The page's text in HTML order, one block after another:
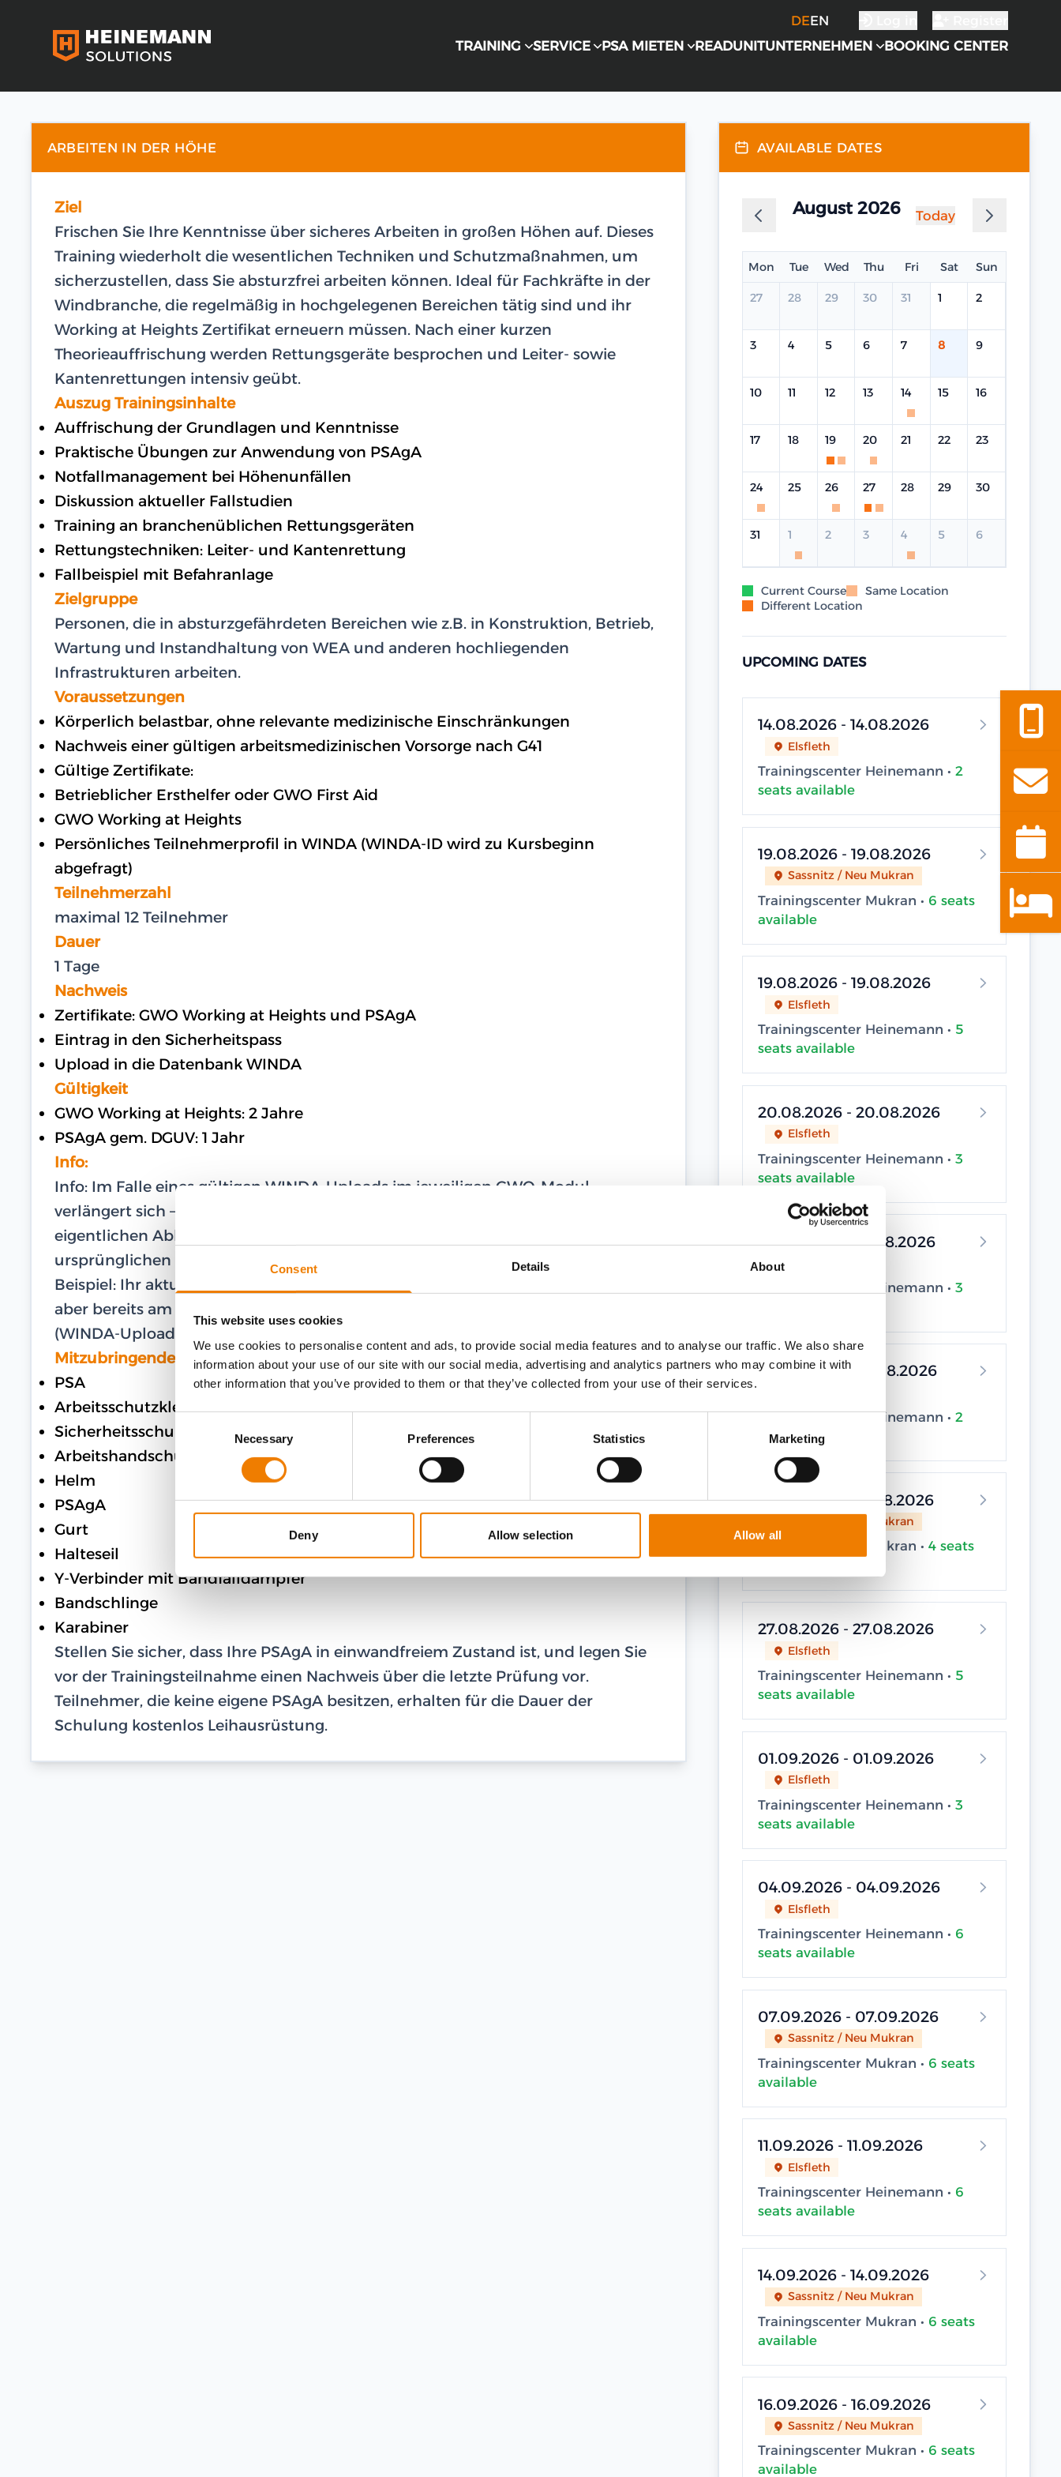
Consent Details About
This website uses cookies
We use cookies to personalise content and ads, to provide social media features and to analyse our traffic. We also share
information about your use of our site with our social media, advertising and analytics partners who may combine it with
other information that you’ve provided to them or that they’ve collected from your use of their services.
Necessary Preferences Statistics Marketing
Deny Allow selection Allow all
DEEN
TRAINING
SERVICE PSA MIETEN READUNITUNTERNEHMEN BOOKING CENTER
ARBEITEN IN DER HÖHE
Ziel
Frischen Sie Ihre Kenntnisse über sicheres Arbeiten in großen Höhen auf. Dieses
Training wiederholt die wesentlichen Techniken und Schutzmaßnahmen, um
sicherzustellen, dass Sie absturzfrei arbeiten können. Ideal für Fachkräfte in der
Windbranche, die regelmäßig in hochgelegenen Bereichen tätig sind und ihr
Working at Heights Zertifikat erneuern müssen. Nach einer kurzen
Theorieauffrischung werden Rettungsgeräte besprochen und Leiter- sowie
Kantenrettungen intensiv geübt.
Auszug Trainingsinhalte
Auffrischung der Grundlagen und Kenntnisse
Praktische Übungen zur Anwendung von PSAgA
Notfallmanagement bei Höhenunfällen
Diskussion aktueller Fallstudien
Training an branchenüblichen Rettungsgeräten
Rettungstechniken: Leiter- und Kantenrettung
Fallbeispiel mit Befahranlage
Zielgruppe
Personen, die in absturzgefährdeten Bereichen wie z.B. in Konstruktion, Betrieb,
Wartung und Instandhaltung von WEA und anderen hochliegenden
Infrastrukturen arbeiten.
Voraussetzungen
Körperlich belastbar, ohne relevante medizinische Einschränkungen
Nachweis einer gültigen arbeitsmedizinischen Vorsorge nach G41
Gültige Zertifikate:
Betrieblicher Ersthelfer oder GWO First Aid
GWO Working at Heights
Persönliches Teilnehmerprofil in WINDA (WINDA-ID wird zu Kursbeginn
abgefragt)
Teilnehmerzahl
maximal 12 Teilnehmer
Dauer
1 Tage
Nachweis
Zertifikate: GWO Working at Heights und PSAgA
Eintrag in den Sicherheitspass
Upload in die Datenbank WINDA
Gültigkeit
GWO Working at Heights: 2 Jahre
PSAgA gem. DGUV: 1 Jahr
Info:
Info: Im Falle eines gültigen WINDA-Uploads im jeweiligen GWO-Modul,
verlängert sich – im Falle einer Teilnahme von bis zu zwei Monaten vor dem
eigentlichen Ablaufdatum – die Gültigkeit von zwei Jahren ab dem
ursprünglichen Ablaufdatum.
Beispiel: Ihr aktuelles und gültiges Zertifikat läuft am 16.03.2024 ab, Sie nehmen
aber bereits am 27.02.2024 am Training teil, so verlängert sich Ihr Zertifikat
(WINDA-Upload) bis zum 16.03.2026.
Mitzubringende Ausrüstung
PSA
Arbeitsschutzkleidung
Sicherheitsschuhe
Arbeitshandschuhe
Helm
PSAgA
Gurt
Halteseil
Y-Verbinder mit Bandfalldämpfer
Bandschlinge
Karabiner
Stellen Sie sicher, dass Ihre PSAgA in einwandfreiem Zustand ist, und legen Sie
vor der Trainingsteilnahme einen Nachweis über die letzte Prüfung vor.
Teilnehmer, die keine eigene PSAgA besitzen, erhalten für die Dauer der
Schulung kostenlos Leihausrüstung.
AVAILABLE DATES
August 2026 Today
Mon Tue Wed Thu Fri Sat Sun
27 28 29 30 31 1 2
3 4 5 6 7 8 9
10 11 12 13 14 15 16
17 18 19 20 21 22 23
24 25 26 27 28 29 30
31 1 2 3 4 5 6
Current Course
Same Location
Different Location
UPCOMING DATES
14.08.2026 - 14.08.2026
Elsfleth
Trainingscenter Heinemann • 2
seats available
19.08.2026 - 19.08.2026
Sassnitz / Neu Mukran
Trainingscenter Mukran • 6 seats
available
19.08.2026 - 19.08.2026
Elsfleth
Trainingscenter Heinemann • 5
seats available
20.08.2026 - 20.08.2026
Elsfleth
Trainingscenter Heinemann • 3
seats available
24.08.2026 - 24.08.2026
Trainingscenter Heinemann • 3
26.08.2026 - 26.08.2026
Trainingscenter Heinemann • 2
seats available
27.08.2026 - 27.08.2026
Sassnitz / Neu Mukran
Trainingscenter Mukran • 4 seats
27.08.2026 - 27.08.2026
Elsfleth
Trainingscenter Heinemann • 5
seats available
01.09.2026 - 01.09.2026
Elsfleth
Trainingscenter Heinemann • 3
seats available
04.09.2026 - 04.09.2026
Elsfleth
Trainingscenter Heinemann • 6
seats available
07.09.2026 - 07.09.2026
Sassnitz / Neu Mukran
Trainingscenter Mukran • 6 seats
available
11.09.2026 - 11.09.2026
Elsfleth
Trainingscenter Heinemann • 6
seats available
14.09.2026 - 14.09.2026
Sassnitz / Neu Mukran
Trainingscenter Mukran • 6 seats
available
16.09.2026 - 16.09.2026
Sassnitz / Neu Mukran
Trainingscenter Mukran • 6 seats
available